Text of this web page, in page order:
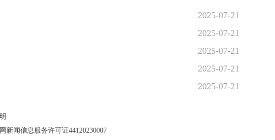
2025-07-21
2025-07-21
2025-07-21
2025-07-21
2025-07-21
新闻信息服务许可证44120230007